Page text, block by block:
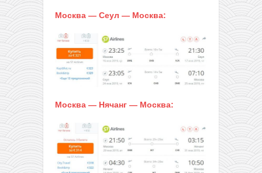
Москва — Сеул — Москва:
Москва — Нячанг — Москва: